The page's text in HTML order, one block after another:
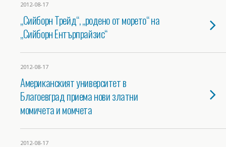
2012-08-17
„Сийборн Трейд“, „родено от морето“ на
„Сийборн Ентърпрайзис“
2012-08-17
Американският университет в
Благоевград приема нови златни
момичета и момчета
2012-08-17